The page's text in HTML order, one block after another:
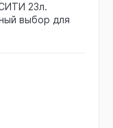
23л.
выбор для